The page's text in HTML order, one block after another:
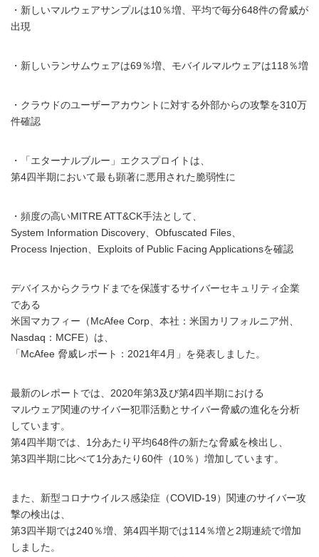
・新しいマルウェアサンプルは10％増、平均で毎分648件の脅威が
出現
・新しいランサムウェアは69％増、モバイルマルウェアは118％増
・クラウドのユーザーアカウントに対する外部からの攻撃を310万
件確認
・「エターナルブルー」エクスプロイトは、
第4四半期において最も顕著に悪用された脆弱性に
・頻度の高いMITRE ATT&CK手法として、
System Information Discovery、Obfuscated Files、
Process Injection、Exploits of Public Facing Applicationsを確認
デバイスからクラウドまでを保護するサイバーセキュリティ企業
である
米国マカフィー（McAfee Corp、本社：米国カリフォルニア州、
Nasdaq：MCFE）は、
「McAfee 脅威レポート：2021年4月」を発表しました。
最新のレポートでは、2020年第3及び第4四半期における
マルウェア関連のサイバー犯罪活動とサイバー脅威の進化を分析
しています。
第4四半期では、1分あたり平均648件の新たな脅威を検出し、
第3四半期に比べて1分あたり60件（10％）増加しています。
また、新型コロナウイルス感染症（COVID-19）関連のサイバー攻
撃の検出は、
第3四半期では240％増、第4四半期では114％増と2期連続で増加
しました。